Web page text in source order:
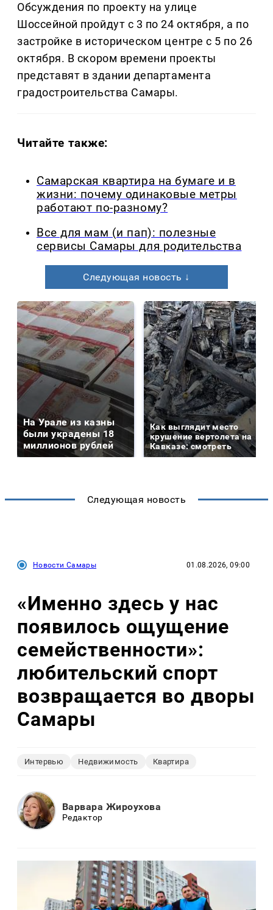
Обсуждения по проекту на улице
Шоссейной пройдут с 3 по 24 октября, а по
застройке в историческом центре с 5 по 26
октября. В скором времени проекты
представят в здании департамента
градостроительства Самары.
Читайте также:
Самарская квартира на бумаге и в
жизни: почему одинаковые метры
работают по-разному?
Все для мам (и пап): полезные
сервисы Самары для родительства
Следующая новость ↓
На Урале из казны
были украдены 18
миллионов рублей
Как выглядит место
крушение вертолета на
Кавказе: смотреть
Следующая новость
Новости Самары 01.08.2026, 09:00
«Именно здесь у нас
появилось ощущение
семейственности»:
любительский спорт
возвращается во дворы
Самары
Интервью Недвижимость Квартира
Варвара Жироухова
Редактор